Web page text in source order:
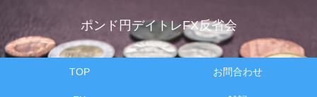
ポンド円デイトレFX反省会
TOP お問合わせ